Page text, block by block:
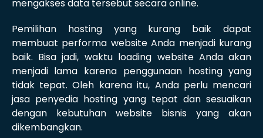
mengakses data tersebut secara online.
Pemilihan hosting yang kurang baik dapat
membuat performa website Anda menjadi kurang
baik. Bisa jadi, waktu loading website Anda akan
menjadi lama karena penggunaan hosting yang
tidak tepat. Oleh karena itu, Anda perlu mencari
jasa penyedia hosting yang tepat dan sesuaikan
dengan kebutuhan website bisnis yang akan
dikembangkan.